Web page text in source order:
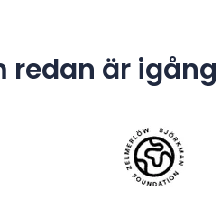
redan är igång